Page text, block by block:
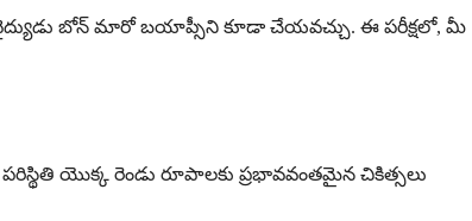
బోన్ మారో బయాప్సీని కూడా చేయవచ్చు. ఈ పరీక్షలో, మీ
యొక్క రెండు రూపాలకు ప్రభావవంతమైన చికిత్సలు